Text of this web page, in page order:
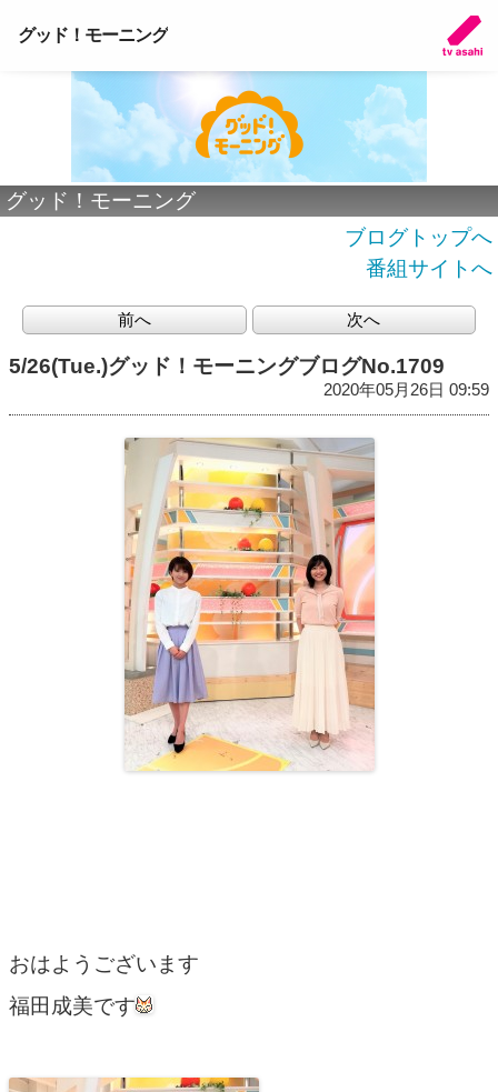
グッド！モーニング
グッド！モーニング
ブログトップへ
番組サイトへ
前へ 次へ
5/26(Tue.)グッド！モーニングブログNo.1709
2020年05月26日 09:59
おはようございます
福田成美です